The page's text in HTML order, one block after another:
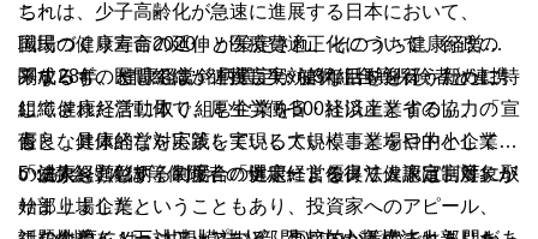
これは、少子高齢化が急速に進展する日本において、
国民の健康寿命の延伸と医療費適正化について、行政の
みならず、民間組織が連携し実効的な活動を行うために
組織された活動体で、厚生労働省・経済産業省の協力の
もと、具体的な対応策を実現していくことを目的として
います。
ち・
職場づくり宣言2020」が策定され、そのうち健康経営に
関するものとしては、「宣言4：健保組合等保険者と連携
して健康経営に取り組む企業を500社以上とする」、「宣
言
5：協会けんぽ等保険者のサポートを得て健康宣言等に取
り
平成28年、健康経営銘柄選定から3年目を迎え、新たに特
に
優良な健康経営を実践している大規模事業場や中小企業等
の法人を顕彰する制度、「健康経営優良法人認定制度」が
始まりました。
「健康経営銘柄」の場合の選定によるメリットは、対象が
一部上場企業ということもあり、投資家へのアピール、